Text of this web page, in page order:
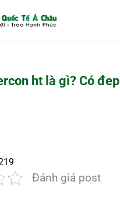
ht là gì? Có đep
Đánh giá post